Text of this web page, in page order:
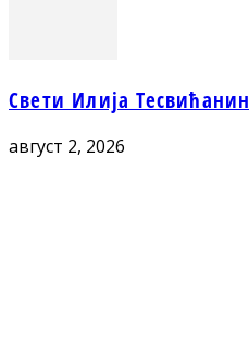
Свети Илија Тесвићанин
август 2, 2026